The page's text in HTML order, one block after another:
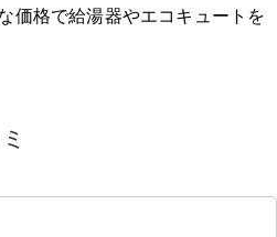
価格で給湯器やエコキュートを